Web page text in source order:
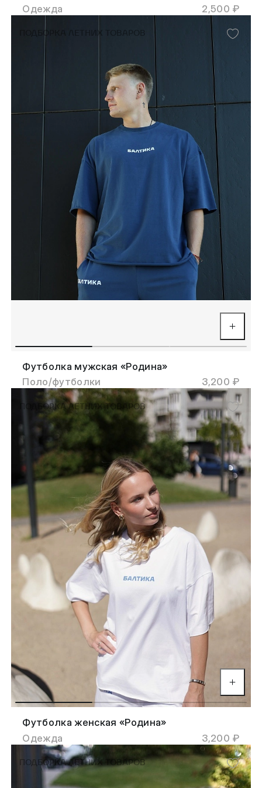
Одежда 2,500 ₽
ПОДБОРКА ЛЕТНИХ ТОВАРОВ
Футболка мужская «Родина»
Поло/футболки
3,200 ₽
ПОДБОРКА ЛЕТНИХ ТОВАРОВ
Футболка женская «Родина»
Одежда
3,200 ₽
ПОДБОРКА ЛЕТНИХ ТОВАРОВ